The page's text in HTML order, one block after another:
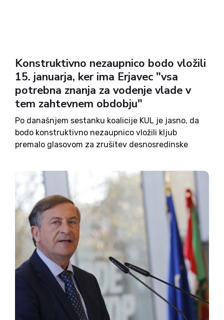
Konstruktivno nezaupnico bodo vložili
15. januarja, ker ima Erjavec "vsa
potrebna znanja za vodenje vlade v
tem zahtevnem obdobju"
Po današnjem sestanku koalicije KUL je jasno, da
bodo konstruktivno nezaupnico vložili kljub
premalo glasovom za zrušitev desnosredinske
besedilu predloga nezaupnice, ki ga je danes
objavil Siol.net, bodo podpisali, da je Karl...